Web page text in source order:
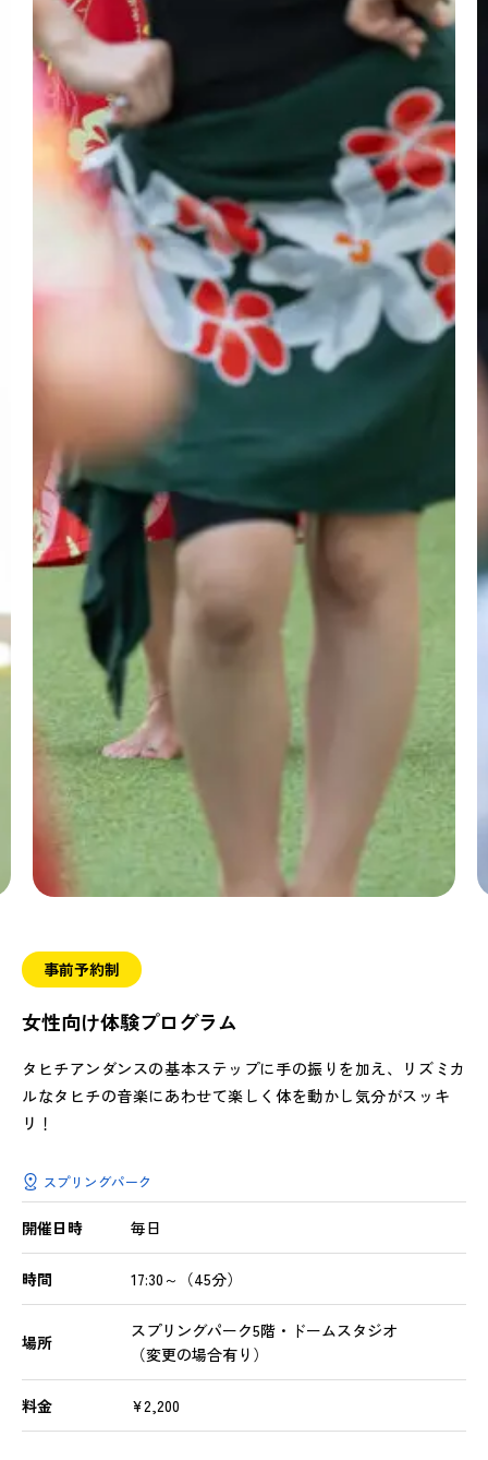
事前予約制
女性向け体験プログラム
タヒチアンダンスの基本ステップに手の振りを加え、リズミカ
ルなタヒチの音楽にあわせて楽しく体を動かし気分がスッキ
リ！
スプリングパーク
開催日時 毎日
時間 17:30～（45分）
場所
スプリングパーク5階・ドームスタジオ
（変更の場合有り）
料金 ¥2,200